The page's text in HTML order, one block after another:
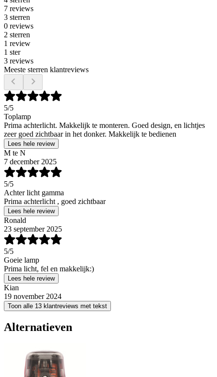
7 reviews
3 sterren
0 reviews
2 sterren
1 review
1 ster
3 reviews
Meeste sterren klantreviews
5/5
Toplamp
Prima achterlicht. Makkelijk te monteren. Goed design, en lichtjes
zeer goed zichtbaar in het donker. Makkelijk te bedienen
Lees hele review
M te N
7 december 2025
5/5
Achter licht gamma
Prima achterlicht , goed zichtbaar
Lees hele review
Ronald
23 september 2025
5/5
Goeie lamp
Prima licht, fel en makkelijk:)
Lees hele review
Kian
19 november 2024
Toon alle 13 klantreviews met tekst
Alternatieven